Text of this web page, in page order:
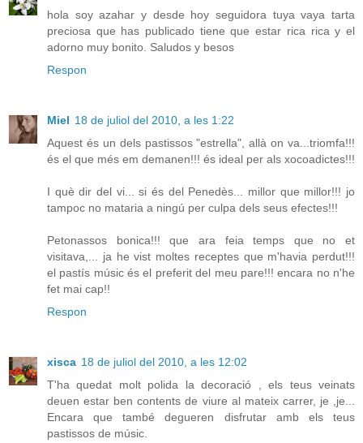
hola soy azahar y desde hoy seguidora tuya vaya tarta
preciosa que has publicado tiene que estar rica rica y el
adorno muy bonito. Saludos y besos
Respon
Miel 18 de juliol del 2010, a les 1:22
Aquest és un dels pastissos "estrella", allà on va...triomfa!!!
és el que més em demanen!!! és ideal per als xocoadictes!!!
I què dir del vi... si és del Penedès... millor que millor!!! jo
tampoc no mataria a ningú per culpa dels seus efectes!!!
Petonassos bonica!!! que ara feia temps que no et
visitava,... ja he vist moltes receptes que m'havia perdut!!!
el pastís músic és el preferit del meu pare!!! encara no n'he
fet mai cap!!
Respon
xisca 18 de juliol del 2010, a les 12:02
T'ha quedat molt polida la decoració , els teus veinats
deuen estar ben contents de viure al mateix carrer, je ,je...
Encara que també degueren disfrutar amb els teus
pastissos de músic.